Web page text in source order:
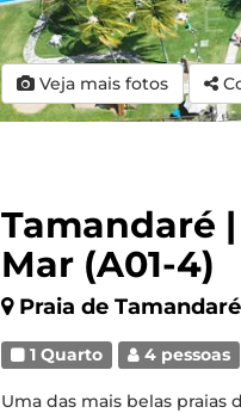
Veja mais fotos
Tamandaré
Mar (A01-4)
Praia de
1 Quarto 4 pessoas
Uma das mais belas praias